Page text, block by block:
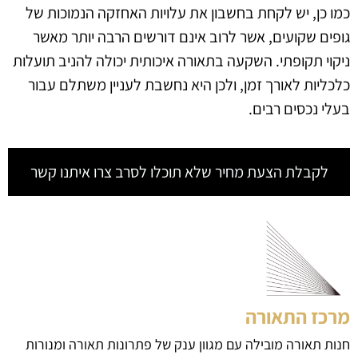
כמו כן, יש לקחת בחשבון את עלויות האחזקה הנמוכות של
גופים שקועים, אשר לרוב אינם דורשים הרבה יותר מאשר
ניקוי תקופתי. השקעה בתאורה איכותית יכולה להניב תועלות
כלכליות לאורך זמן, ולכן היא נחשבת לעניין משתלם עבור
בעלי נכסים רבים.
לקבלת הצעת מחיר שלא תוכלו לסרב צרו איתנו קשר
מרכז התאורה
חנות תאורה מובילה עם מגוון ענק של פתרונות תאורה ומנורות